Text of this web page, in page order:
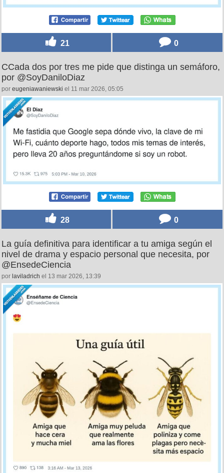
21 0
CCada dos por tres me pide que distinga un semáforo,
por @SoyDaniloDiaz
por eugeniawaniewski el 11 mar 2026, 05:05
28 0
La guía definitiva para identificar a tu amiga según el
nivel de drama y espacio personal que necesita, por
@EnsedeCiencia
por laviladrich el 13 mar 2026, 13:39